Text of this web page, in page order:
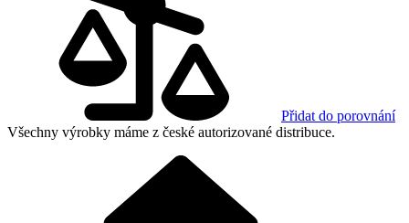
Přidat do porovnání
Všechny výrobky máme z české autorizované distribuce.